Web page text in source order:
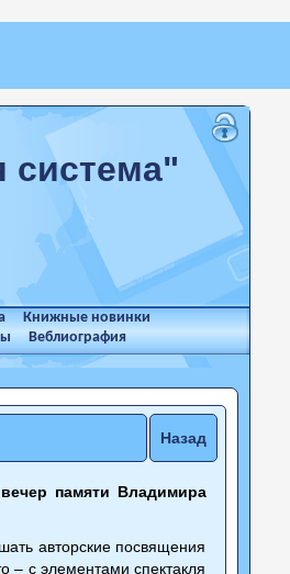
система"
Книжные новинки
Веблиография
Назад
памяти Владимира
авторские посвящения
– с элементами спектакля